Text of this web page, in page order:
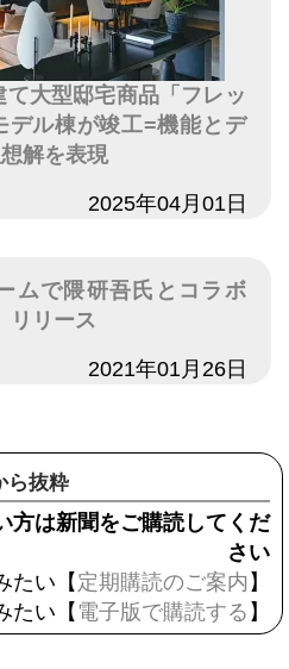
大型邸宅商品「フレッ
デル棟が竣工=機能とデ
解を表現
2025年04月01日
ムで隈研吾氏とコラボ
リリース
2021年01月26日
ら抜粋
方は新聞をご購読してくだ
さい
たい【 定期購読のご案内 】
たい【 電子版で購読する 】